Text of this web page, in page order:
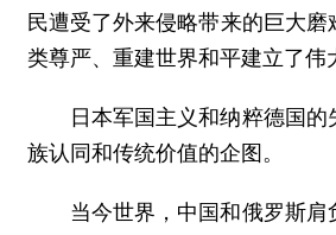
民遭受了外来侵略带来的巨大
类尊严、重建世界和平建立了伟
日本军国主义和纳粹德国
族认同和传统价值的企图。
当今世界，中国和俄罗斯